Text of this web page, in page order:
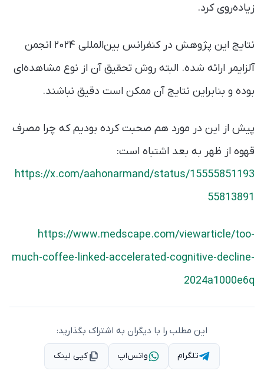
زیاده‌روی کرد.
نتایج این پژوهش در کنفرانس بین‌المللی ۲۰۲۴ انجمن
آلزایمر ارائه شده. البته روش تحقیق آن از نوع مشاهده‌ای
بوده و بنابراین نتایج آن ممکن است دقیق نباشند.
پیش از این در مورد هم صحبت کرده بودیم که چرا مصرف
قهوه از ظهر به بعد اشتباه است:
https://x.com/aahonarmand/status/15555851193
55813891
https://www.medscape.com/viewarticle/too-
much-coffee-linked-accelerated-cognitive-decline-
2024a1000e6q
این مطلب را با دیگران به اشتراک بگذارید:
تلگرام واتس‌اپ کپی لینک